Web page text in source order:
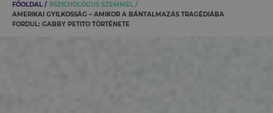
FŐOLDAL
PSZICHOLÓGUS SZEMMEL
AMERIKAI GYILKOSSÁG – AMIKOR A BÁNTALMAZÁS TRAGÉDIÁBA
FORDUL: GABBY PETITO TÖRTÉNETE